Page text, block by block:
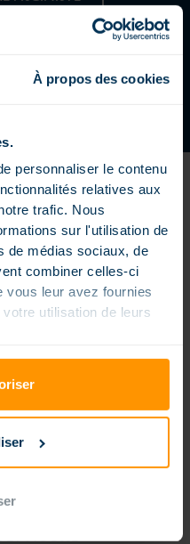
À propos des cookies
personnaliser le contenu
relatives aux
trafic. Nous
sur l'utilisation de
de médias sociaux, de
combiner celles-ci
vous leur avez fournies
utilisation de leurs
DYNAMIQUE
piscine petite dimension
ou arrondies, piscine à
piscines sont conçues sur
et vos contraintes, elles sont
sont la garantie de bénéficier
quotidien plus simple. Finies les